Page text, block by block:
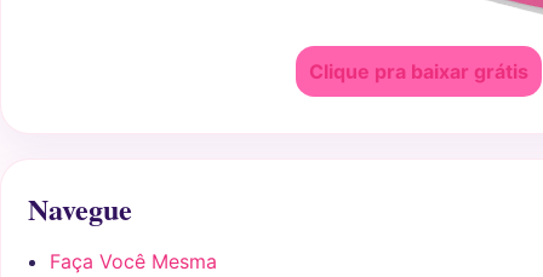
Clique pra baixar grátis
Navegue
Faça Você Mesma